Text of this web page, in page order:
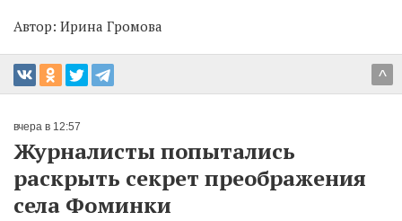
Автор: Ирина Громова
^
вчера в 12:57
Журналисты попытались
раскрыть секрет преображения
села Фоминки